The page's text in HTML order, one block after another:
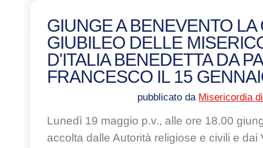
GIUNGE A BENEVENTO
GIUBILEO DELLE
D'ITALIA BENEDETTA DA
FRANCESCO IL 15
pubblicato da Misericordia
Lunedì 19 maggio p.v., alle ore 18.00
accolta dalle Autorità religiose e civili e dai